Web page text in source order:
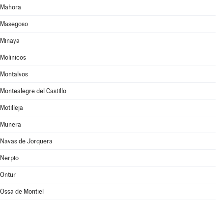
Mahora
Masegoso
Minaya
Molinicos
Montalvos
Montealegre del Castillo
Motilleja
Munera
Navas de Jorquera
Nerpio
Ontur
Ossa de Montiel